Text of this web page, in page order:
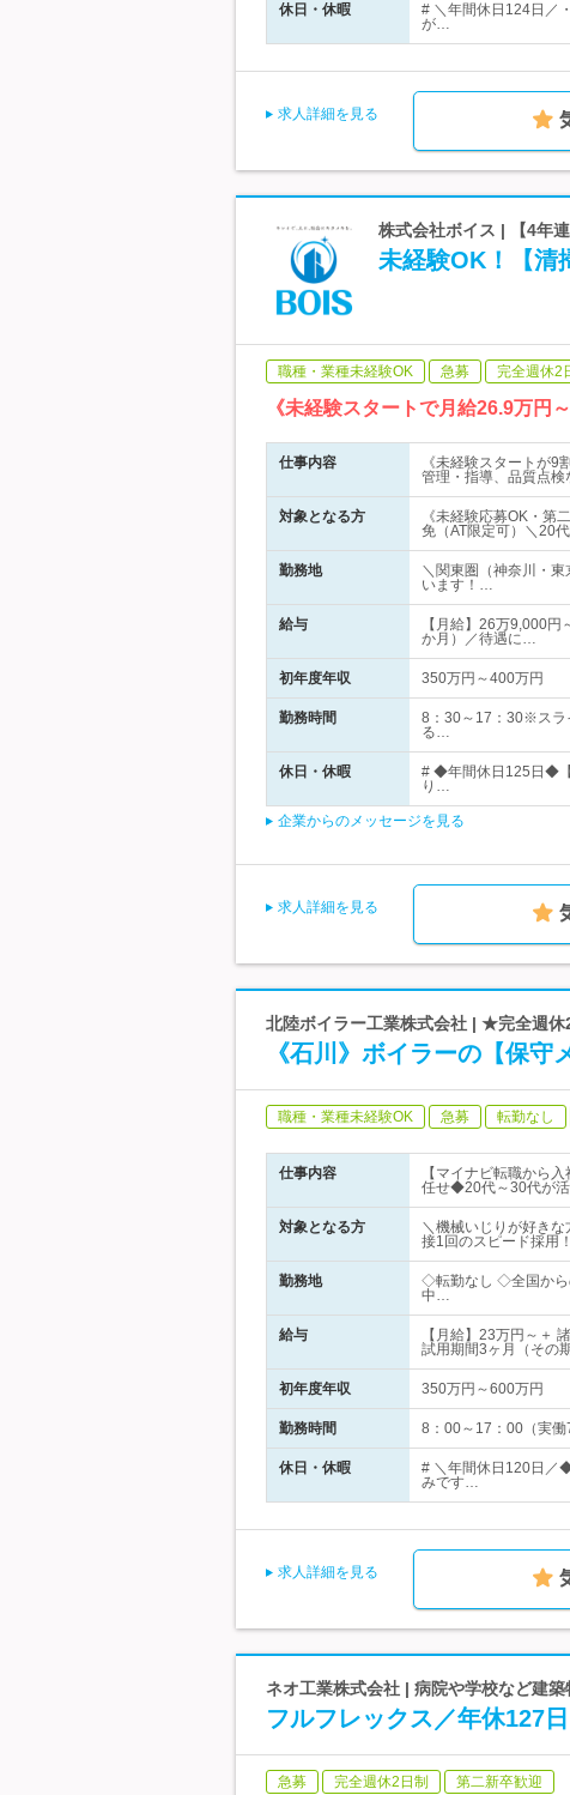
休日・休暇
# ＼年間休日124日／
が…
求人詳細を見る
株式会社ボイス | 【4年
未経験OK！【清
職種・業種未経験OK 急募 完全週休2
《未経験スタートで月給26.9万
仕事内容
《未経験スタートが
管理・指導、品質点検
対象となる方
《未経験応募OK・
免（AT限定可）＼20
勤務地
＼関東圏（神奈川・
います！…
給与
【月給】26万9,000
か月）／待遇に…
初年度年収 350万円～400万円
勤務時間
8：30～17：30※スラ
る…
休日・休暇
# ◆年間休日125日◆【
り…
企業からのメッセージを見る
求人詳細を見る
北陸ボイラー工業株式会社 | ★完全週
《石川》ボイラーの【保守
職種・業種未経験OK 急募 転勤なし
仕事内容
【マイナビ転職から
任せ◆20代～30代が
対象となる方
＼機械いじりが好き
接1回のスピード採用
勤務地
◇転勤なし ◇全国から
中…
給与
【月給】23万円～＋
試用期間3ヶ月（その
初年度年収 350万円～600万円
勤務時間 8：00～17：00（実
休日・休暇
# ＼年間休日120日／
みです…
求人詳細を見る
ネオ工業株式会社 | 病院や学校など建
フルフレックス／年休127
急募 完全週休2日制 第二新卒歓迎